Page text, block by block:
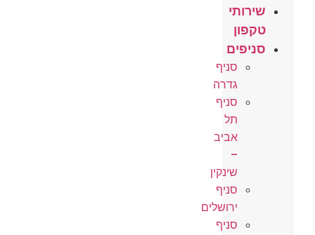
שירותי
טקפון
סניפים
סניף
גדרה
סניף
תל
אביב
–
שינקין
סניף
ירושלים
סניף